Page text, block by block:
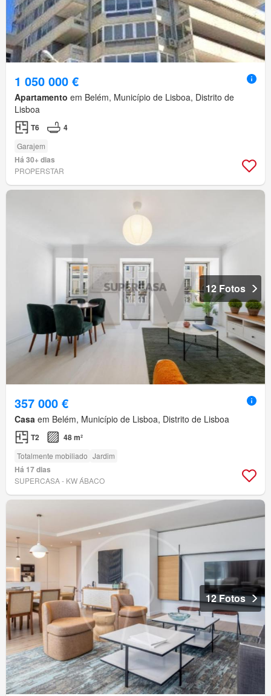
1 050 000 €
Apartamento em Belém, Município de Lisboa, Distrito de
Lisboa
T6 4
Garajem
Há 30+ dias
PROPERSTAR
12 Fotos
357 000 €
Casa em Belém, Município de Lisboa, Distrito de Lisboa
T2 48 m²
Totalmente mobiliado Jardim
Há 17 dias
SUPERCASA - KW ÁBACO
12 Fotos